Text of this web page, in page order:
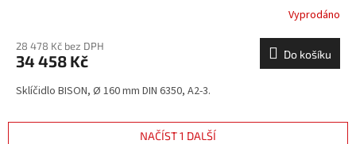
Vyprodáno
28 478 Kč bez DPH
34 458 Kč Do košíku
Sklíčidlo BISON, Ø 160 mm DIN 6350, A2-3.
NAČÍST 1 DALŠÍ